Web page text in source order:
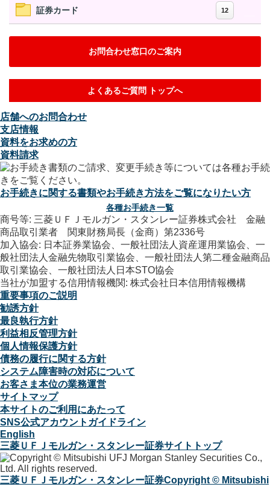
証券カード 12
お問合わせ窓口のご案内
よくあるご質問 トップへ
店舗へのお問合わせ
支店情報
資料をお求めの方
資料請求
お手続きに関する書類やお手続き方法をご覧になりたい方
各種お手続き一覧
商号等: 三菱ＵＦＪモルガン・スタンレー証券株式会社 金融
商品取引業者 関東財務局長（金商）第2336号
加入協会: 日本証券業協会、一般社団法人資産運用業協会、一
般社団法人金融先物取引業協会、一般社団法人第二種金融商品
取引業協会、一般社団法人日本STO協会
当社が加盟する信用情報機関: 株式会社日本信用情報機構
重要事項のご説明
勧誘方針
最良執行方針
利益相反管理方針
個人情報保護方針
債務の履行に関する方針
システム障害時の対応について
お客さま本位の業務運営
サイトマップ
本サイトのご利用にあたって
SNS公式アカウントガイドライン
English
三菱ＵＦＪモルガン・スタンレー証券サイトトップ
三菱ＵＦＪモルガン・スタンレー証券Copyright © Mitsubishi